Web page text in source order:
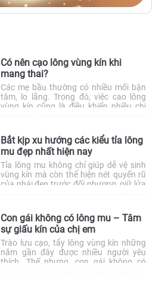
Có nên cạo lông vùng kín khi
mang thai?
Các mẹ bầu thường có nhiều mối bận
tâm, lo lắng. Trong đó, việc cao lông
vùng kín cũng là điều khiến nhiều chị
vùng kín khi mang thai? Hãy cùng tìm
hiểu qua bài viết dưới đây […]
Bắt kịp xu hướng các kiểu tỉa lông
mu đẹp nhất hiện nay
Tỉa lông mu không chỉ giúp dễ vệ sinh
vùng kín mà còn thể hiện nét quyến rũ
của phái đẹp trước đối phương, giữ lửa
tỉa lông mu đẹp nhất hiện nay ở bài viết
dưới đây.
Con gái không có lông mu – Tâm
sự giấu kín của chị em
Trào lưu cạo, tẩy lông vùng kín những
năm gần đây được nhiều người yêu
thích. Thế nhưng, con gái không có